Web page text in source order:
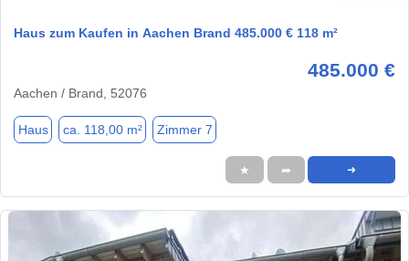
Haus zum Kaufen in Aachen Brand 485.000 € 118 m²
485.000 €
Aachen / Brand, 52076
Haus ca. 118,00 m² Zimmer 7
★ ➦ ➜